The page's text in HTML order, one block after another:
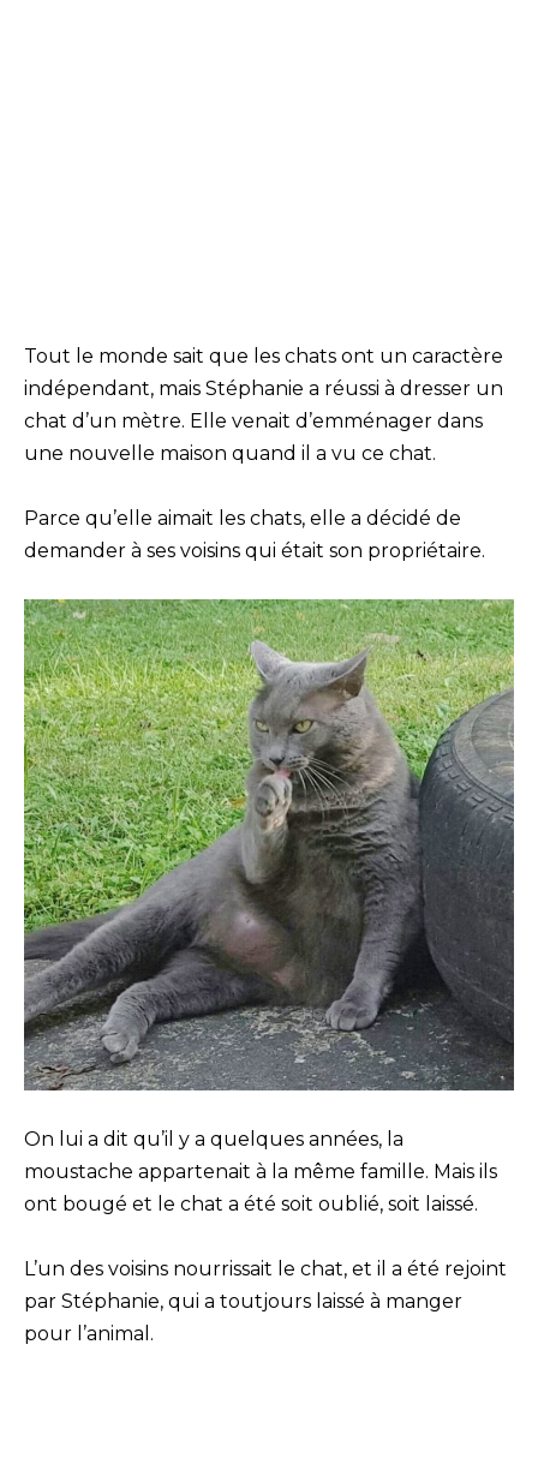
Tout le monde sait que les chats ont un caractère
indépendant, mais Stéphanie a réussi à dresser un
chat d’un mètre. Elle venait d’emménager dans
une nouvelle maison quand il a vu ce chat.
Parce qu’elle aimait les chats, elle a décidé de
demander à ses voisins qui était son propriétaire.
On lui a dit qu’il y a quelques années, la
moustache appartenait à la même famille. Mais ils
ont bougé et le chat a été soit oublié, soit laissé.
L’un des voisins nourrissait le chat, et il a été rejoint
par Stéphanie, qui a toutjours laissé à manger
pour l’animal.